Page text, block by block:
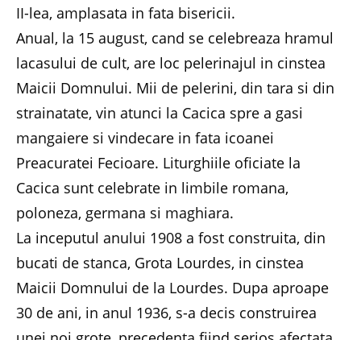
II-lea, amplasata in fata bisericii.
Anual, la 15 august, cand se celebreaza hramul
lacasului de cult, are loc pelerinajul in cinstea
Maicii Domnului. Mii de pelerini, din tara si din
strainatate, vin atunci la Cacica spre a gasi
mangaiere si vindecare in fata icoanei
Preacuratei Fecioare. Liturghiile oficiate la
Cacica sunt celebrate in limbile romana,
poloneza, germana si maghiara.
La inceputul anului 1908 a fost construita, din
bucati de stanca, Grota Lourdes, in cinstea
Maicii Domnului de la Lourdes. Dupa aproape
30 de ani, in anul 1936, s-a decis construirea